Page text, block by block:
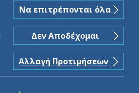
Να επιτρέπονται όλα
Δεν Αποδέχομαι
Αλλαγή Προτιμήσεων